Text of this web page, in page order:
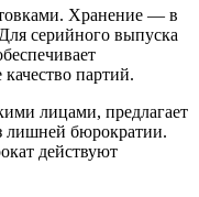
Хранение — в
серийного выпуска
партий.
лицами, предлагает
лишней бюрократии.
действуют